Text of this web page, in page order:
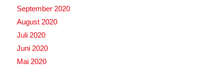
September 2020
August 2020
Juli 2020
Juni 2020
Mai 2020